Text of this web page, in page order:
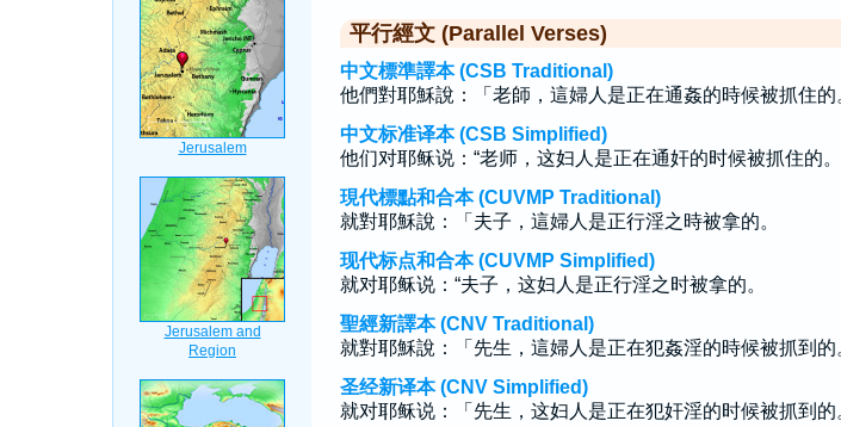
平行經文 (Parallel Verses)
中文標準譯本 (CSB Traditional)
他們對耶穌說：「老師，這婦人是正在通姦的時候被抓住的
中文标准译本 (CSB Simplified)
他们对耶稣说：“老师，这妇人是正在通奸的时候被抓住的。
現代標點和合本 (CUVMP Traditional)
就對耶穌說：「夫子，這婦人是正行淫之時被拿的。
现代标点和合本 (CUVMP Simplified)
就对耶稣说：“夫子，这妇人是正行淫之时被拿的。
聖經新譯本 (CNV Traditional)
就對耶穌說：「先生，這婦人是正在犯姦淫的時候被抓到的
圣经新译本 (CNV Simplified)
就对耶稣说：「先生，这妇人是正在犯奸淫的时候被抓到的